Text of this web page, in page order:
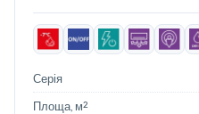
Серія
Площа, м²